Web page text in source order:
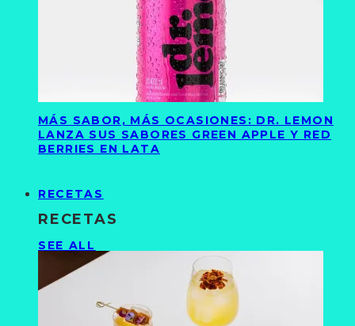
MÁS SABOR, MÁS OCASIONES: DR. LEMON
LANZA SUS SABORES GREEN APPLE Y RED
BERRIES EN LATA
RECETAS
RECETAS
SEE ALL